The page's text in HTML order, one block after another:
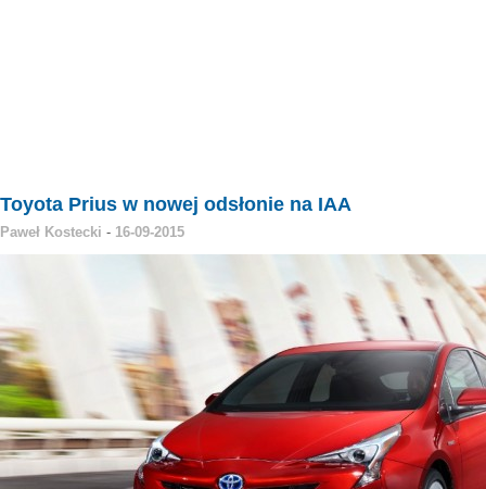
Toyota Prius w nowej odsłonie na IAA
Paweł Kostecki - 16-09-2015